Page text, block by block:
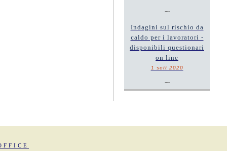
~
Indagini sul rischio da
caldo per i lavoratori -
disponibili questionari
on line
1 sett 2020
~